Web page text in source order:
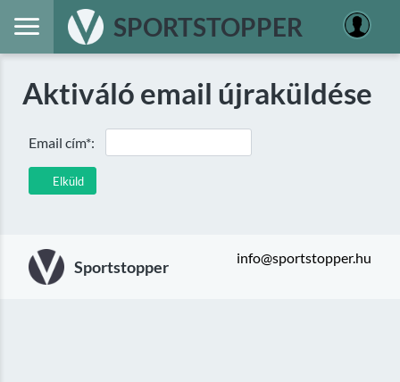
SPORTSTOPPER
Aktiváló email újraküldése
Elküld
Email cím*:
Sportstopper info@sportstopper.hu